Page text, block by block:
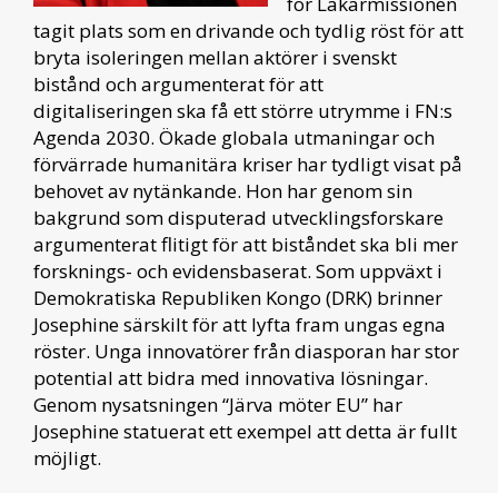
tagit plats som en drivande och tydlig röst för att
bryta isoleringen mellan aktörer i svenskt
bistånd och argumenterat för att
digitaliseringen ska få ett större utrymme i FN:s
Agenda 2030. Ökade globala utmaningar och
förvärrade humanitära kriser har tydligt visat på
behovet av nytänkande. Hon har genom sin
bakgrund som disputerad utvecklingsforskare
argumenterat flitigt för att biståndet ska bli mer
forsknings- och evidensbaserat. Som uppväxt i
Demokratiska Republiken Kongo (DRK) brinner
Josephine särskilt för att lyfta fram ungas egna
röster. Unga innovatörer från diasporan har stor
potential att bidra med innovativa lösningar.
Genom nysatsningen “Järva möter EU” har
Josephine statuerat ett exempel att detta är fullt
möjligt.